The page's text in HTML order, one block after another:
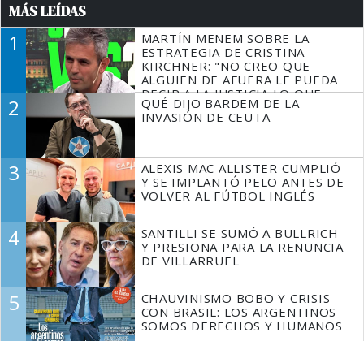
MÁS LEÍDAS
1
MARTÍN MENEM SOBRE LA
ESTRATEGIA DE CRISTINA
KIRCHNER: "NO CREO QUE
ALGUIEN DE AFUERA LE PUEDA
DECIR A LA JUSTICIA LO QUE
TIENE QUE HACER"
2
QUÉ DIJO BARDEM DE LA
INVASIÓN DE CEUTA
3
ALEXIS MAC ALLISTER CUMPLIÓ
Y SE IMPLANTÓ PELO ANTES DE
VOLVER AL FÚTBOL INGLÉS
4
SANTILLI SE SUMÓ A BULLRICH
Y PRESIONA PARA LA RENUNCIA
DE VILLARRUEL
5
CHAUVINISMO BOBO Y CRISIS
CON BRASIL: LOS ARGENTINOS
SOMOS DERECHOS Y HUMANOS